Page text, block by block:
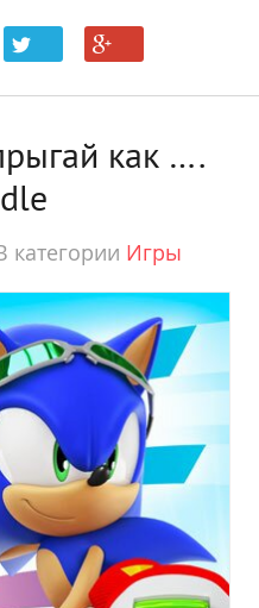
как ….
категории Игры